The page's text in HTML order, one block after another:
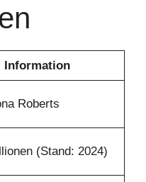
Information
Roberts
(Stand: 2024)